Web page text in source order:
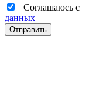
Соглашаюсь с
данных
Отправить